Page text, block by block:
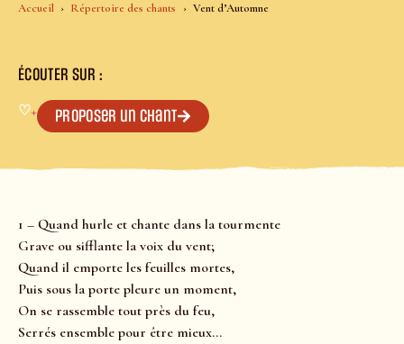
Accueil Répertoire des chants Vent d’Automne
ÉCOUTER SUR :
♡+ Proposer un chant
1 – Quand hurle et chante dans la tourmente
Grave ou sifflante la voix du vent;
Quand il emporte les feuilles mortes,
Puis sous la porte pleure un moment,
On se rassemble tout près du feu,
Serrés ensemble pour être mieux…